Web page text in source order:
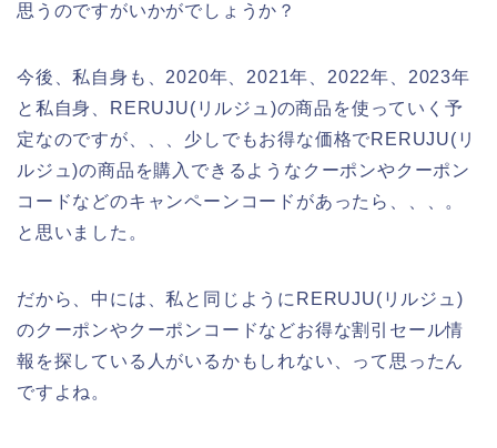
思うのですがいかがでしょうか？
今後、私自身も、2020年、2021年、2022年、2023年
と私自身、RERUJU(リルジュ)の商品を使っていく予
定なのですが、、、少しでもお得な価格でRERUJU(リ
ルジュ)の商品を購入できるようなクーポンやクーポン
コードなどのキャンペーンコードがあったら、、、。
と思いました。
だから、中には、私と同じようにRERUJU(リルジュ)
のクーポンやクーポンコードなどお得な割引セール情
報を探している人がいるかもしれない、って思ったん
ですよね。